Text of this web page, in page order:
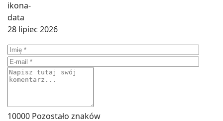
28 lipiec 2026
10000 Pozostało znaków